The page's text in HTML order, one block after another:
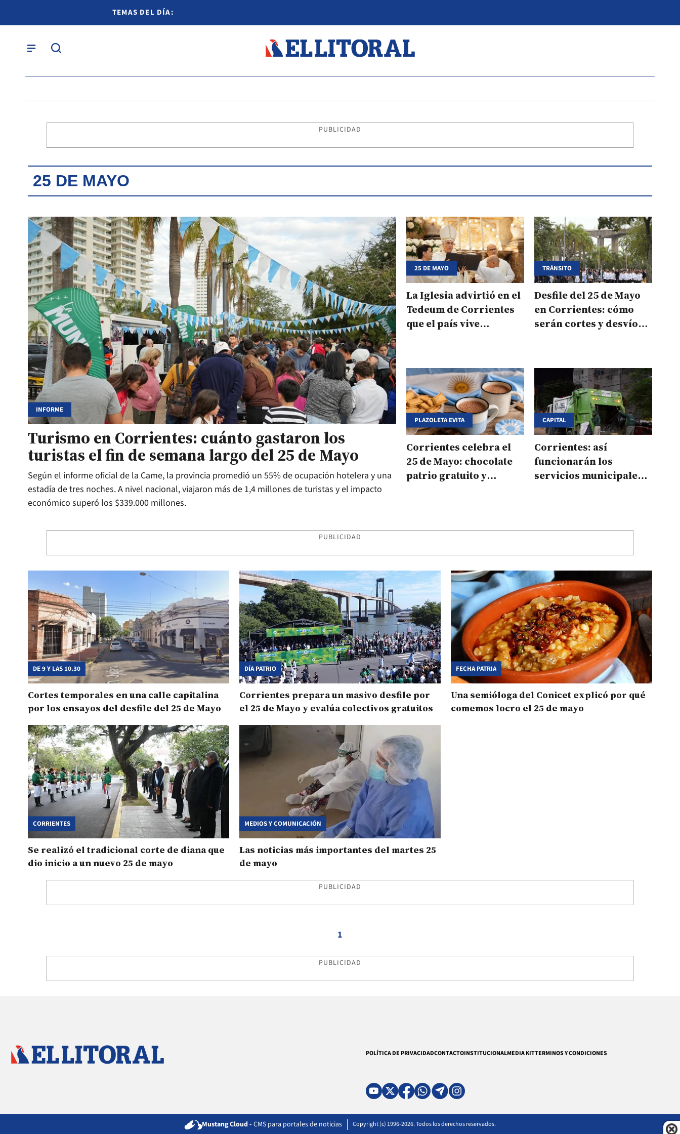
TEMAS DEL DÍA:
PUBLICIDAD
25 DE MAYO
INFORME
Turismo en Corrientes: cuánto gastaron los
turistas el fin de semana largo del 25 de Mayo
Según el informe oficial de la Came, la provincia promedió un 55% de ocupación hotelera y una
estadía de tres noches. A nivel nacional, viajaron más de 1,4 millones de turistas y el impacto
económico superó los $339.000 millones.
25 DE MAYO
La Iglesia advirtió en el
Tedeum de Corrientes
que el país vive
TRÁNSITO
Desfile del 25 de Mayo
en Corrientes: cómo
serán cortes y desvíos
PLAZOLETA EVITA
Corrientes celebra el
25 de Mayo: chocolate
patrio gratuito y
CAPITAL
Corrientes: así
funcionarán los
servicios municipales
PUBLICIDAD
DE 9 Y LAS 10.30
Cortes temporales en una calle capitalina
por los ensayos del desfile del 25 de Mayo
DÍA PATRIO
Corrientes prepara un masivo desfile por
el 25 de Mayo y evalúa colectivos gratuitos
FECHA PATRIA
Una semióloga del Conicet explicó por qué
comemos locro el 25 de mayo
CORRIENTES
Se realizó el tradicional corte de diana que
dio inicio a un nuevo 25 de mayo
MEDIOS Y COMUNICACIÓN
Las noticias más importantes del martes 25
de mayo
PUBLICIDAD
1
PUBLICIDAD
POLÍTICA DE PRIVACIDADCONTACTOINSTITUCIONALMEDIA KITTERMINOS Y CONDICIONES
Mustang Cloud - CMS para portales de noticias Copyright (c) 1996-2026. Todos los derechos reservados.